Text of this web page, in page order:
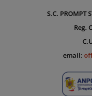
S.C. PROMPT
Reg.
email: